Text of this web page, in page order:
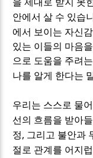
안에서 살 수 있습
에서 보이는 자신감
있는 이들의 마음
으로 도움을 주려
나를 알게 한다는
우리는 스스로 물
선의 흐름을 받아
정, 그리고 불안과
절로 관계를 어지